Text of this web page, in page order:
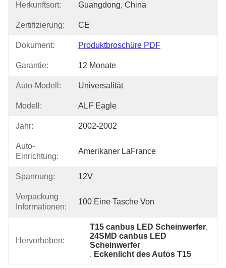
Herkunftsort: Guangdong, China
Zertifizierung: CE
Dokument: Produktbroschüre PDF
Garantie: 12 Monate
Auto-Modell: Universalität
Modell: ALF Eagle
Jahr: 2002-2002
Auto-
Einrichtung:
Amerikaner LaFrance
Spannung: 12V
Verpackung
Informationen:
100 Eine Tasche Von
Hervorheben:
T15 canbus LED Scheinwerfer
24SMD canbus LED
Scheinwerfer
, Eckenlicht des Autos T15